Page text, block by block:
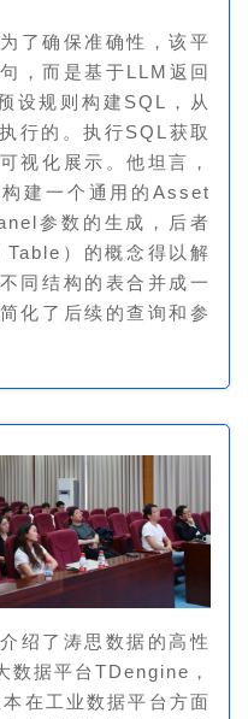
了确保准确性，该平
，而是基于LLM返回
设规则构建SQL，从
行的。执行SQL获取
视化展示。他坦言，
建一个通用的Asset
参数的生成，后者
）的概念得以解
同结构的表合并成一
化了后续的查询和参
绍了涛思数据的高性
数据平台TDengine，
在工业数据平台方面